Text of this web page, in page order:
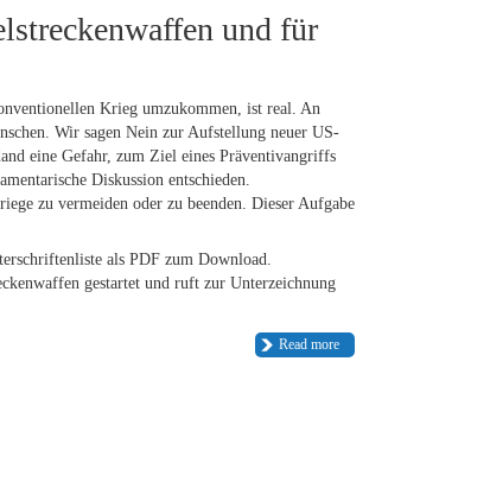
und für
Krieg umzukommen, ist real. An
Wir sagen Nein zur Aufstellung neuer US-
eine Gefahr, zum Ziel eines Präventivangriffs
Diskussion entschieden.
zu vermeiden oder zu beenden. Dieser Aufgabe
als PDF zum Download.
gestartet und ruft zur Unterzeichnung
Read more